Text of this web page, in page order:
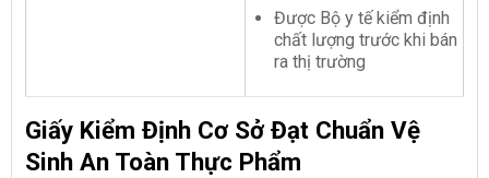
Được Bộ y tế kiểm định
chất lượng trước khi bán
ra thị trường
Giấy Kiểm Định Cơ Sở Đạt Chuẩn Vệ
Sinh An Toàn Thực Phẩm